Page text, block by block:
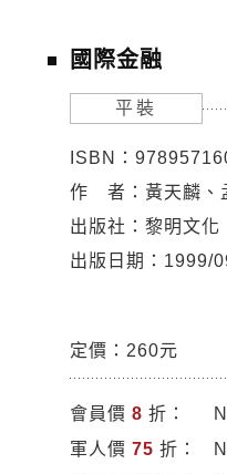
國際金融
平裝
ISBN：
作 者：黃天麟、
出版社：黎明文化
出版日期：1999/
定價：260元
會員價 8 折：
軍人價 75 折：